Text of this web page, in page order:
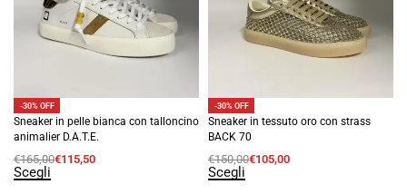
-30% OFF
Sneaker in pelle bianca con talloncino
animalier D.A.T.E.
€165,00€115,50
Scegli
-30% OFF
Sneaker in tessuto oro con strass
BACK 70
€150,00€105,00
Scegli